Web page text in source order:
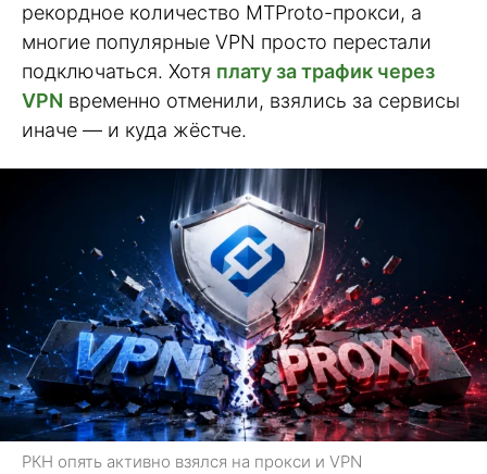
рекордное количество MTProto-прокси, а
многие популярные VPN просто перестали
подключаться. Хотя плату за трафик через
VPN временно отменили, взялись за сервисы
иначе — и куда жёстче.
РКН опять активно взялся на прокси и VPN